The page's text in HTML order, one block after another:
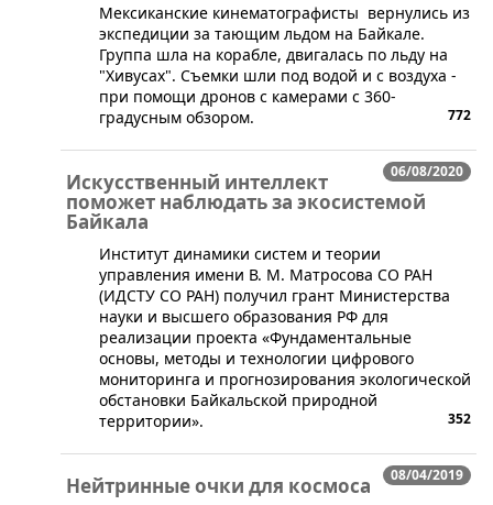
Мексиканские кинематографисты вернулись из
экспедиции за тающим льдом на Байкале.
Группа шла на корабле, двигалась по льду на
"Хивусах". Съемки шли под водой и с воздуха -
при помощи дронов с камерами с 360-
градусным обзором.
772
06/08/2020
Искусственный интеллект
поможет наблюдать за экосистемой
Байкала
​​Институт динамики систем и теории
управления имени В. М. Матросова СО РАН
(ИДСТУ СО РАН) получил грант Министерства
науки и высшего образования РФ для
реализации проекта «Фундаментальные
основы, методы и технологии цифрового
мониторинга и прогнозирования экологической
обстановки Байкальской природной
территории».
352
08/04/2019
Нейтринные очки для космоса